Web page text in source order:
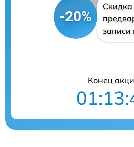
-20%
Скидка
записи
Конец